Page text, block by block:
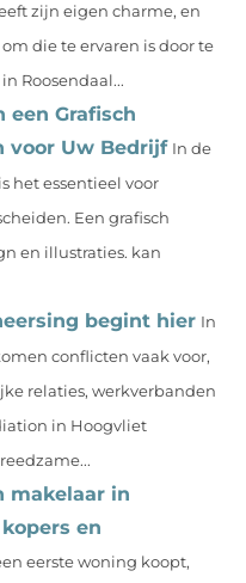
zijn eigen charme, en
die te ervaren is door te
Roosendaal...
een Grafisch
voor Uw Bedrijf In de
het essentieel voor
Een grafisch
en illustraties. kan
begint hier In
conflicten vaak voor,
relaties, werkverbanden
in Hoogvliet
makelaar in
en
eerste woning koopt,